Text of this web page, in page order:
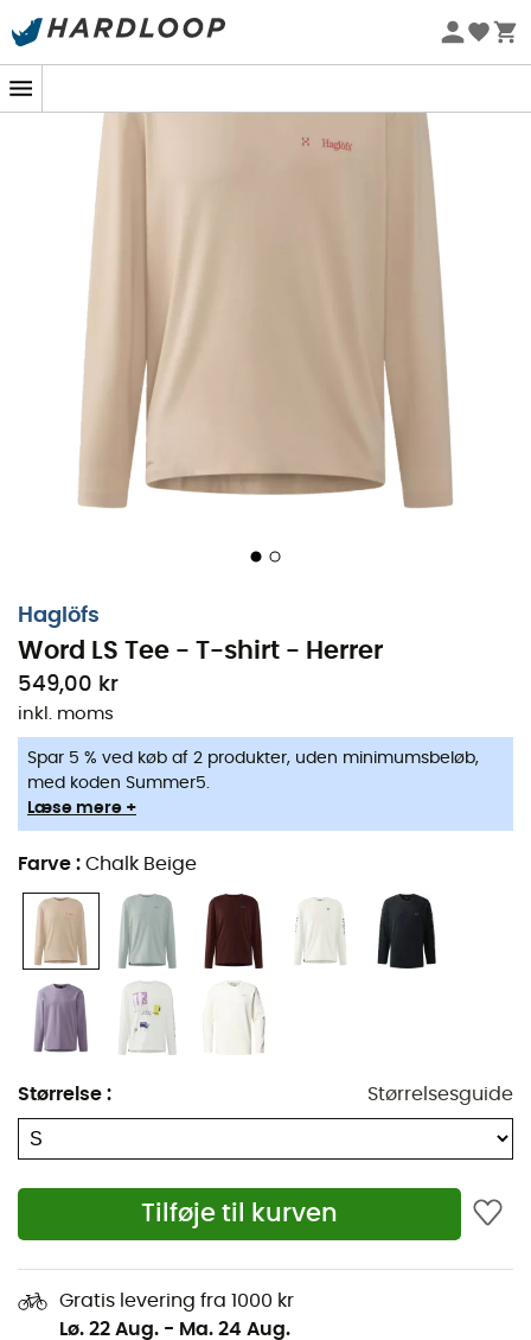
-5% Extra - Kode Summer5
Haglöfs
Word LS Tee - T-shirt - Herrer
549,00 kr
inkl. moms
Spar 5 % ved køb af 2 produkter, uden minimumsbeløb,
med koden Summer5.
Læse mere +
Farve : Chalk Beige
Størrelse : Størrelsesguide
Tilføje til kurven
Gratis levering fra 1000 kr
Lø. 22 Aug. - Ma. 24 Aug.